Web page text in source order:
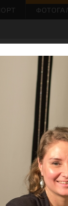
ГОРОД
кастинг